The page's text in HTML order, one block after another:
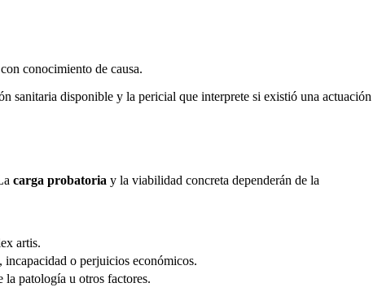
conocimiento de causa.
sanitaria disponible y la pericial que interprete si existió una actuación
carga probatoria y la viabilidad concreta dependerán de la
artis.
incapacidad o perjuicios económicos.
la patología u otros factores.